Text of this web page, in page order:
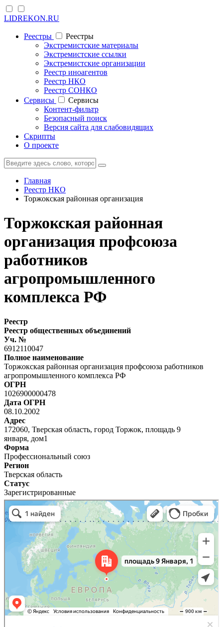
LIDREKON.RU
Реестры
Реестры
Экстремистские материалы
Экстремистские ссылки
Экстремистские организации
Реестр иноагентов
Реестр НКО
Реестр СОНКО
Cервисы
Cервисы
Контент-фильтр
Безопасный поиск
Версия сайта для слабовидящих
Скрипты
О проекте
Главная
Реестр НКО
Торжокская районная организация
Торжокская районная
организация профсоюза
работников
агропромышленного
комплекса РФ
Реестр
Реестр общественных объединений
Уч. №
6912110047
Полное наименование
Торжокская районная организация профсоюза работников
агропромышленного комплекса РФ
ОГРН
1026900000478
Дата ОГРН
08.10.2002
Адрес
172060, Тверская область, город Торжок, площадь 9
января, дом1
Форма
Профессиональный союз
Регион
Тверская область
Статус
Зарегистрированные